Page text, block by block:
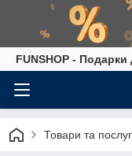
FUNSHOP -
Товари та